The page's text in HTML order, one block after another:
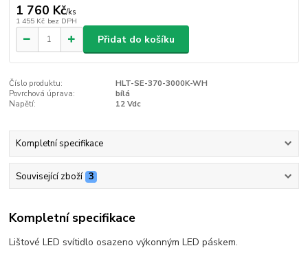
1 760 Kč/ks
1 455 Kč bez DPH
Přidat do košíku
Číslo produktu:
HLT-SE-370-3000K-WH
Povrchová úprava:
bílá
Napětí:
12 Vdc
Kompletní specifikace
Související zboží 3
Kompletní specifikace
Lištové LED svítidlo osazeno výkonným LED páskem.